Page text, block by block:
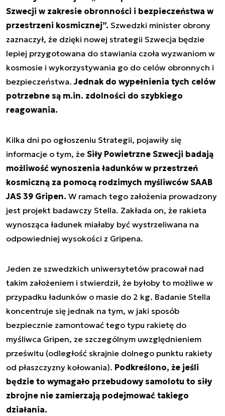
Szwecji w zakresie obronności i bezpieczeństwa w
przestrzeni kosmicznej”. Szwedzki minister obrony
zaznaczył, że dzięki nowej strategii Szwecja będzie
lepiej przygotowana do stawiania czoła wyzwaniom w
kosmosie i wykorzystywania go do celów obronnych i
bezpieczeństwa.Jednak do wypełnienia tych celów
potrzebne są m.in. zdolności do szybkiego
reagowania.
Kilka dni po ogłoszeniu Strategii, pojawiły się
informacje o tym, że Siły Powietrzne Szwecji badają
możliwość wynoszenia ładunków w przestrzeń
kosmiczną za pomocą rodzimych myśliwców SAAB
JAS 39 Gripen. W ramach tego założenia prowadzony
jest projekt badawczy Stella. Zakłada on, że rakieta
wynosząca ładunek miałaby być wystrzeliwana na
odpowiedniej wysokości z Gripena.
Jeden ze szwedzkich uniwersytetów pracował nad
takim założeniem i stwierdził, że byłoby to możliwe w
przypadku ładunków o masie do 2 kg. Badanie Stella
koncentruje się jednak na tym, w jaki sposób
bezpiecznie zamontować tego typu rakietę do
myśliwca Gripen, ze szczególnym uwzględnieniem
prześwitu (odległość skrajnie dolnego punktu rakiety
od płaszczyzny kołowania). Podkreślono, że jeśli
będzie to wymagało przebudowy samolotu to siły
zbrojne nie zamierzają podejmować takiego
działania.